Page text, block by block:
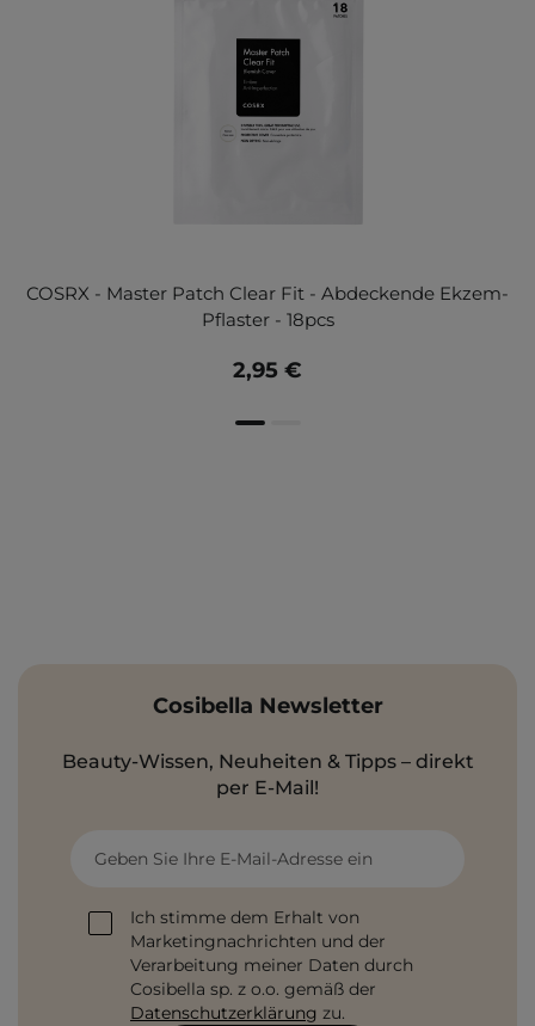
COSRX - Master Patch Clear Fit - Abdeckende Ekzem-
Pflaster - 18pcs
2,95 €
Cosibella Newsletter
Beauty-Wissen, Neuheiten & Tipps – direkt
per E-Mail!
Geben Sie Ihre E-Mail-Adresse ein
Ich stimme dem Erhalt von
Marketingnachrichten und der
Verarbeitung meiner Daten durch
Cosibella sp. z o.o. gemäß der
Datenschutzerklärung zu.